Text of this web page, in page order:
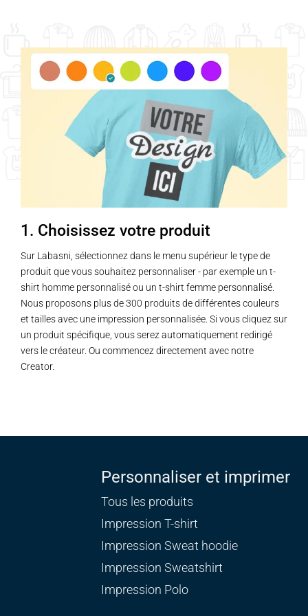
plusieurs
variations.
Les
options
peuvent
être
choisies
du
produit
plusieurs
variations.
produit
1. Choisissez votre produit
Sur Labasni, sélectionnez dans le menu supérieur le type de
produit que vous souhaitez personnaliser - par exemple un t-
shirt homme personnalisé ou un t-shirt femme personnalisé.
Nous proposons plus de 300 produits de différentes couleurs
et tailles avec une impression personnalisée. Si vous cliquez sur
un produit spécifique, vous serez automatiquement redirigé
vers le créateur. Ou commencez directement avec notre
Creator.
Personnaliser et imprimer
Tous les produits
Impression T-shirt
Impression Sweat hoodie
Impression Sweatshirt
Impression Polo